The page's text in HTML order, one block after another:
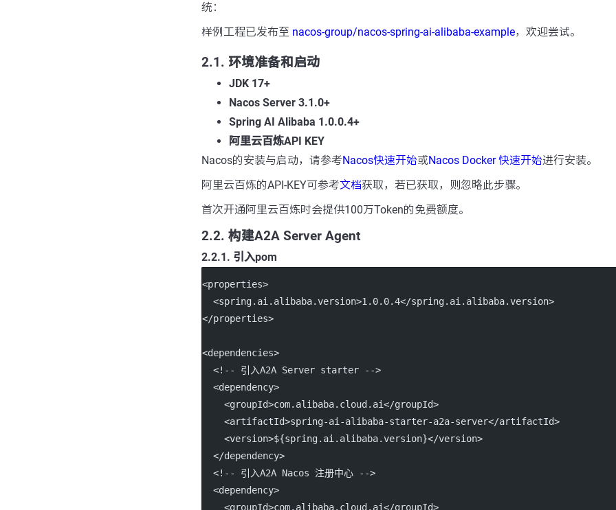
统：
样例工程已发布至 nacos-group/nacos-spring-ai-alibaba-example，欢迎尝试。
2.1. 环境准备和启动
JDK 17+
Nacos Server 3.1.0+
Spring AI Alibaba 1.0.0.4+
阿里云百炼API KEY
Nacos的安装与启动，请参考Nacos快速开始或Nacos Docker 快速开始进行安装。
阿里云百炼的API-KEY可参考文档获取，若已获取，则忽略此步骤。
首次开通阿里云百炼时会提供100万Token的免费额度。
2.2. 构建A2A Server Agent
2.2.1. 引入pom
<properties>
  <
spring.ai.alibaba.version>1.0.0.4</spring.ai.alibaba.version>
</properties>
<dependencies>
<!-- 引入A2A Server starter -->
  <
dependency>
    <
groupId>com.alibaba.cloud.ai</groupId>
    <
artifactId>spring-ai-alibaba-starter-a2a-server</artifactId>
    <
version>${spring.ai.alibaba.version}</version>
  </
dependency>
<!-- 引入A2A Nacos 注册中心 -->
  <
dependency>
    <
groupId>com.alibaba.cloud.ai</groupId>